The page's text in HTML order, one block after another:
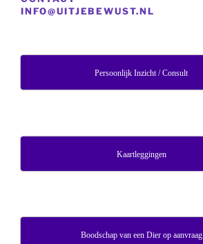
INFO@UITJEBEWUST.NL
Persoonlijk Inzicht / Consult
Kaartleggingen
Boodschap van een Dier op aanvraag